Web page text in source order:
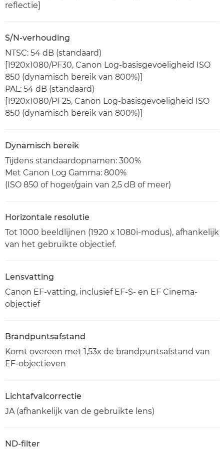
reflectie]
S/N-verhouding
NTSC: 54 dB (standaard)
[1920x1080/PF30, Canon Log-basisgevoeligheid ISO
850 (dynamisch bereik van 800%)]
PAL: 54 dB (standaard)
[1920x1080/PF25, Canon Log-basisgevoeligheid ISO
850 (dynamisch bereik van 800%)]
Dynamisch bereik
Tijdens standaardopnamen: 300%
Met Canon Log Gamma: 800%
(ISO 850 of hoger/gain van 2,5 dB of meer)
Horizontale resolutie
Tot 1000 beeldlijnen (1920 x 1080i-modus), afhankelijk
van het gebruikte objectief.
Lensvatting
Canon EF-vatting, inclusief EF-S- en EF Cinema-
objectief
Brandpuntsafstand
Komt overeen met 1,53x de brandpuntsafstand van
EF-objectieven
Lichtafvalcorrectie
JA (afhankelijk van de gebruikte lens)
ND-filter